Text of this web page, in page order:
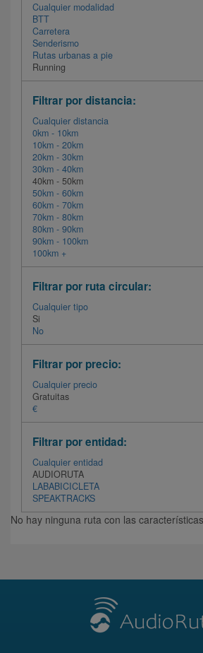
Cualquier modalidad
BTT
Carretera
Senderismo
Rutas urbanas a pie
Running
Filtrar por distancia:
Cualquier distancia
0km - 10km
10km - 20km
20km - 30km
30km - 40km
40km - 50km
50km - 60km
60km - 70km
70km - 80km
80km - 90km
90km - 100km
100km +
Filtrar por ruta circular:
Cualquier tipo
Si
No
Filtrar por precio:
Cualquier precio
Gratuitas
€
Filtrar por entidad:
Cualquier entidad
AUDIORUTA
LABABICICLETA
SPEAKTRACKS
No hay ninguna ruta con las